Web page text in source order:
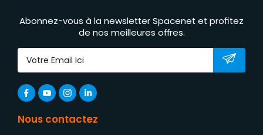
Abonnez-vous à la newsletter Spacenet et profitez
de nos meilleures offres.
Nous contactez